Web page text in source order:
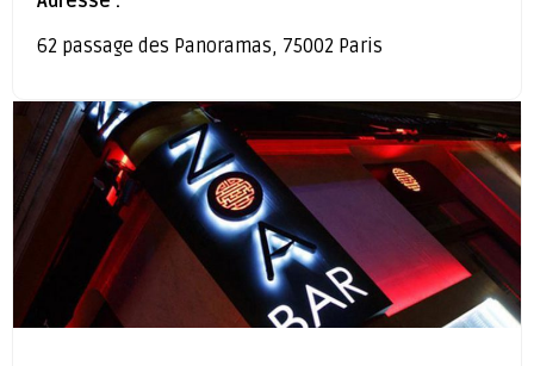
62 passage des Panoramas, 75002 Paris